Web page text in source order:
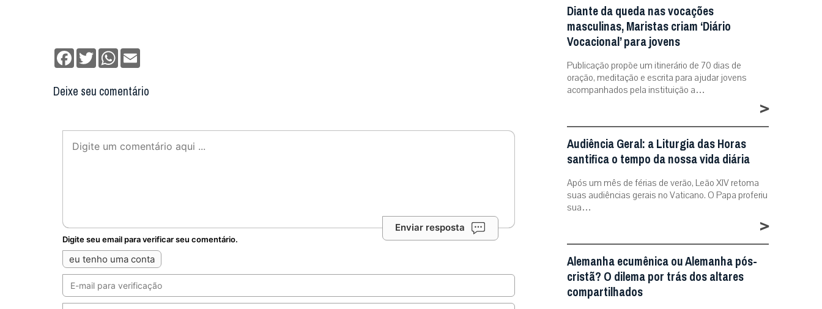
Facebook
TwitterWhatsApp
Deixe seu comentário
Enviar resposta
Digite seu email para verificar seu comentário.
eu tenho uma conta
Diante da queda nas vocações
masculinas, Maristas criam ‘Diário
Vocacional’ para jovens
Publicação propõe um itinerário de 70 dias de
oração, meditação e escrita para ajudar jovens
acompanhados pela instituição a…
>
Audiência Geral: a Liturgia das Horas
santifica o tempo da nossa vida diária
Após um mês de férias de verão, Leão XIV retoma
suas audiências gerais no Vaticano. O Papa proferiu
sua…
>
Alemanha ecumênica ou Alemanha pós-
cristã? O dilema por trás dos altares
compartilhados